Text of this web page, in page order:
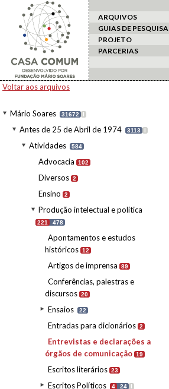
ARQUIVOS
GUIAS DE PESQUISA
PROJETO
PARCERIAS
Voltar aos arquivos
Mário Soares 31672 I
Antes de 25 de Abril de 1974 3113 I
Atividades 584
Advocacia 102
Diversos 2
Ensino 2
Produção intelectual e política
221 478
Apontamentos e estudos
históricos 12
Artigos de imprensa 89
Conferências, palestras e
discursos 20
Ensaios 22
Entradas para dicionários 2
Entrevistas e declarações a
órgãos de comunicação 19
Escritos literários 23
Escritos Políticos 4 24 I